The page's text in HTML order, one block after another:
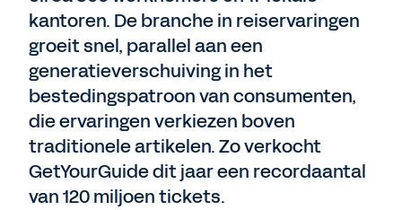
kantoren. De branche in reiservaringen
groeit snel, parallel aan een
generatieverschuiving in het
bestedingspatroon van consumenten,
die ervaringen verkiezen boven
traditionele artikelen. Zo verkocht
GetYourGuide dit jaar een recordaantal
van 120 miljoen tickets.